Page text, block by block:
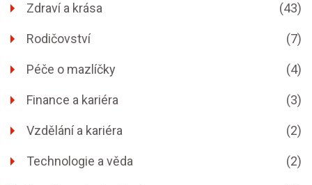
Zdraví a krása (43)
Rodičovství (7)
Péče o mazlíčky (4)
Finance a kariéra (3)
Vzdělání a kariéra (2)
Technologie a věda (2)